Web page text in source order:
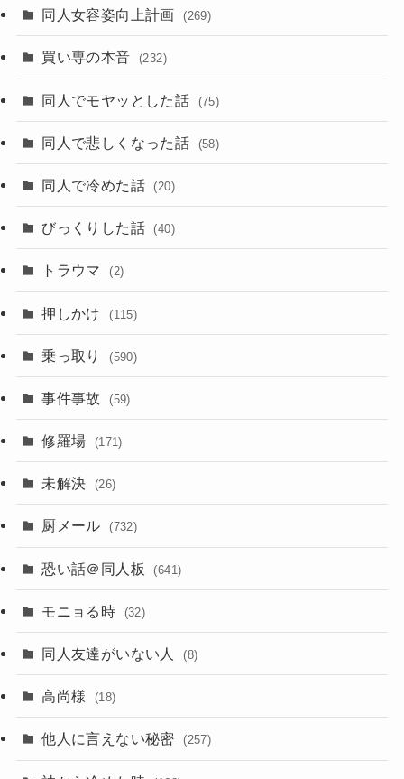
同人女容姿向上計画 (269)
買い専の本音 (232)
同人でモヤッとした話 (75)
同人で悲しくなった話 (58)
同人で冷めた話 (20)
びっくりした話 (40)
トラウマ (2)
押しかけ (115)
乗っ取り (590)
事件事故 (59)
修羅場 (171)
未解決 (26)
厨メール (732)
恐い話＠同人板 (641)
モニョる時 (32)
同人友達がいない人 (8)
高尚様 (18)
他人に言えない秘密 (257)